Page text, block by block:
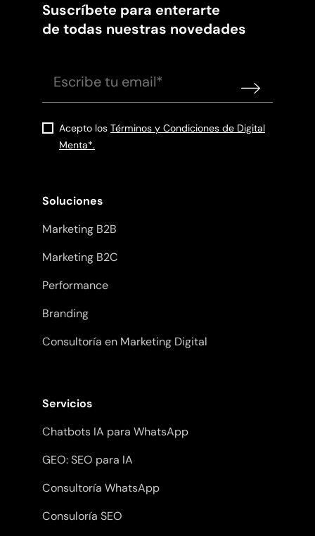
Suscríbete para enterarte
de todas nuestras novedades
Acepto los Términos y Condiciones de Digital
Menta*.
Soluciones
Marketing B2B
Marketing B2C
Performance
Branding
Consultoría en Marketing Digital
Servicios
Chatbots IA para WhatsApp
GEO: SEO para IA
Consultoría WhatsApp
Consuloría SEO